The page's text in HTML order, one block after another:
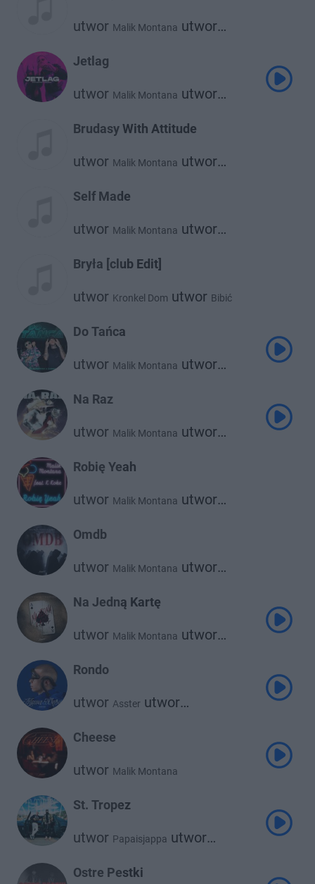
utwor Malik Montana utwor
Jetlag
utwor Malik Montana utwor
The Plug
Brudasy With Attitude
utwor Malik Montana utwor
Self Made
utwor Malik Montana utwor
Bryła [club Edit]
utwor Kronkel Dom utwor Bibić
Do Tańca
utwor Malik Montana utwor
Na Raz
utwor Malik Montana utwor
Robię Yeah
utwor Malik Montana utwor
Omdb
utwor Malik Montana utwor
Na Jedną Kartę
utwor Malik Montana utwor
Rondo
utwor Asster utwor
Cheese
utwor Malik Montana
St. Tropez
utwor Papaisjappa utwor
Ostre Pestki